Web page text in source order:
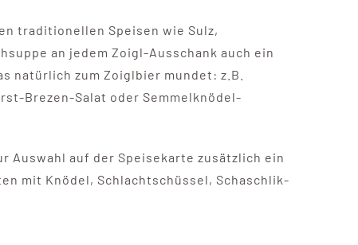
traditionellen Speisen wie Sulz,
an jedem Zoigl-Ausschank auch ein
natürlich zum Zoiglbier mundet: z.B.
Brezen-Salat oder Semmelknödel-
Auswahl auf der Speisekarte zusätzlich ein
mit Knödel, Schlachtschüssel, Schaschlik-